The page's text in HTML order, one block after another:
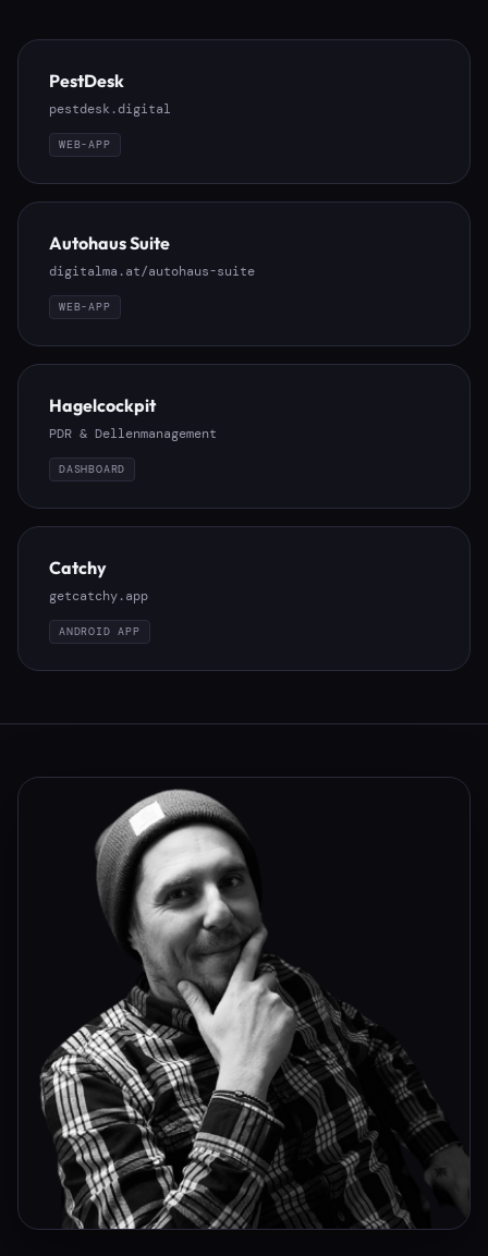
PestDesk
pestdesk.digital
WEB-APP
Autohaus Suite
digitalma.at/autohaus-suite
WEB-APP
Hagelcockpit
PDR & Dellenmanagement
DASHBOARD
Catchy
getcatchy.app
ANDROID APP